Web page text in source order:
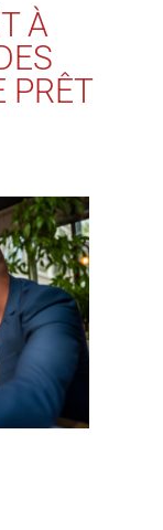
À
PRÊT